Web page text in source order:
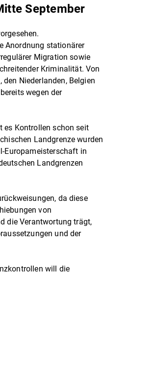
September
Anordnung stationärer
Migration sowie
Kriminalität. Von
Niederlanden, Belgien
wegen der
es Kontrollen schon seit
Landgrenze wurden
Europameisterschaft in
Landgrenzen
da diese
von
die Verantwortung trägt,
und der
will die